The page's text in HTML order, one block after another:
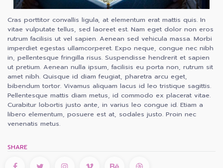
Cras porttitor convallis ligula, at elementum erat mattis quis. In
vitae vulputate tellus, sed laoreet est. Nam eget dolor non eros
rutrum facilisis ut vel sapien. Aenean sed vehicula massa. Morbi
imperdiet egestas ullamcorperet. Expo neque, congue nec nibh
in, pellentesque fringilla risus. Suspendisse hendrerit et sapien
ut pretium. Aenean nulla ipsum, facilisis eu porta non, rutrum sit
amet nibh. Quisque id diam feugiat, pharetra arcu eget,
bibendum tortor. Vivamus aliquam lacus id leo tristique sagittis.
Pellentesque mattis diam metus, id commodo ex placerat vitae.
Curabitur lobortis justo ante, in varius leo congue id. Etiam a
libero elementum, posuere est at, sodales justo. Proin nec
venenatis metus.
SHARE